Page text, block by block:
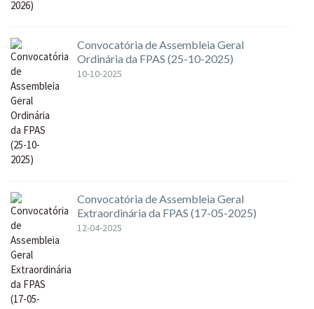
Convocatória de Assembleia Geral
Ordinária da FPAS (25-10-2025)
10-10-2025
Convocatória de Assembleia Geral
Extraordinária da FPAS (17-05-2025)
12-04-2025